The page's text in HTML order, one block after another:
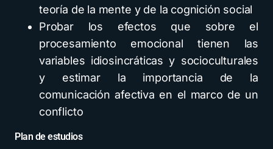
teoría de la mente y de la cognición social
Probar los efectos que sobre el
procesamiento emocional tienen las
variables idiosincráticas y socioculturales
y estimar la importancia de la
comunicación afectiva en el marco de un
conflicto
Plan de estudios